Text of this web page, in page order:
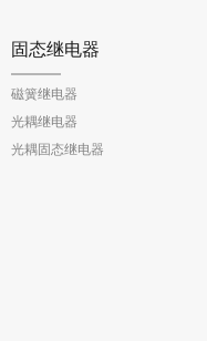
固态继电器
磁簧继电器
光耦继电器
光耦固态继电器